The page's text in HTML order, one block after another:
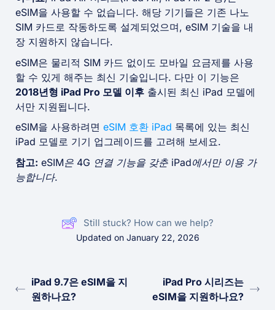
eSIM을 사용할 수 없습니다. 해당 기기들은 기존 나노
SIM 카드로 작동하도록 설계되었으며, eSIM 기술을 내
장 지원하지 않습니다.
eSIM은 물리적 SIM 카드 없이도 모바일 요금제를 사용
할 수 있게 해주는 최신 기술입니다. 다만 이 기능은
2018년형 iPad Pro 모델 이후 출시된 최신 iPad 모델에
서만 지원됩니다.
eSIM을 사용하려면 eSIM 호환 iPad 목록에 있는 최신
iPad 모델로 기기 업그레이드를 고려해 보세요.
참고: eSIM은 4G 연결 기능을 갖춘 iPad에서만 이용 가
능합니다.
Still stuck? How can we help?
Updated on January 22, 2026
iPad 9.7은 eSIM을 지
원하나요?
iPad Pro 시리즈는
eSIM을 지원하나요?